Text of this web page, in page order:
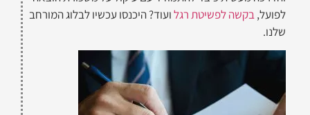
לפועל,בקשה לפשיטת רגלועוד? היכנסו עכשיו לבלוג המורחב
שלנו.